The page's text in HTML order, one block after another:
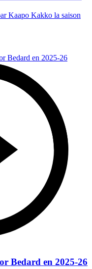
Kaapo Kakko la saison
Bedard en 2025-26